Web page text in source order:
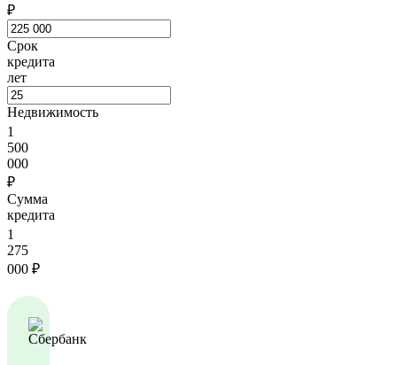
₽
Срок
кредита
лет
Недвижимость
1
500
000
₽
Сумма
кредита
1
275
000 ₽